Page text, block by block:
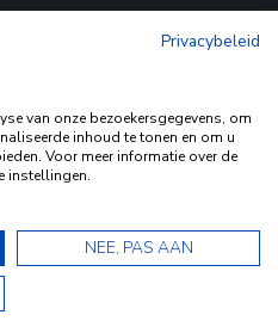
- Powered by
website te verbeteren.
verbergen
voor meer informatie »
9.5
Privacybeleid
van onze bezoekersgegevens, om
inhoud te tonen en om u
Voor meer informatie over de
instellingen.
NEE, PAS AAN